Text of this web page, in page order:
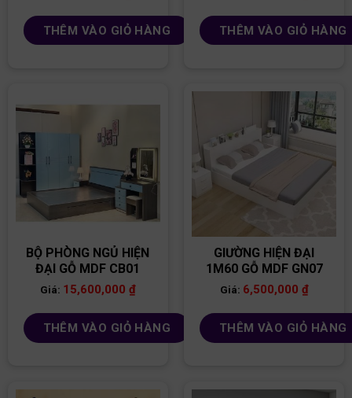
THÊM VÀO GIỎ HÀNG THÊM VÀO GIỎ HÀNG
BỘ PHÒNG NGỦ HIỆN
ĐẠI GỖ MDF CB01
Giá: 15,600,000 ₫
THÊM VÀO GIỎ HÀNG
GIƯỜNG HIỆN ĐẠI
1M60 GỖ MDF GN07
Giá: 6,500,000 ₫
THÊM VÀO GIỎ HÀNG